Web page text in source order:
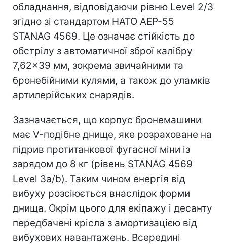
обладнання, відповідаючи рівню Level 2/3
згідно зі стандартом НАТО AEP-55
STANAG 4569. Це означає стійкість до
обстрілу з автоматичної зброї калібру
7,62×39 мм, зокрема звичайними та
бронебійними кулями, а також до уламків
артилерійських снарядів.
Зазначається, що корпус бронемашини
має V-подібне днище, яке розраховане на
підрив протитанкової фугасної міни із
зарядом до 8 кг (рівень STANAG 4569
Level 3a/b). Таким чином енергія від
вибуху розсіюється внаслідок форми
днища. Окрім цього для екіпажу і десанту
передбачені крісла з амортизацією від
вибухових навантажень. Всередині